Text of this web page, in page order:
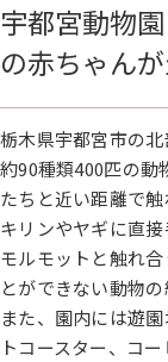
宇都宮動物
の赤ちゃん
栃木県宇都宮市の
約90種類400匹の動
たちと近い距離で
キリンやヤギに直
モルモットと触れ
とができない動物
また、園内には遊
トコースター、コ